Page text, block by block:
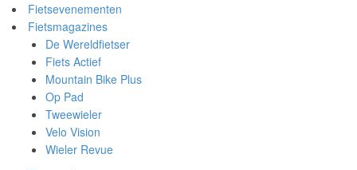
Fietsevenementen
Fietsmagazines
De Wereldfietser
Fiets Actief
Mountain Bike Plus
Op Pad
Tweewieler
Velo Vision
Wieler Revue